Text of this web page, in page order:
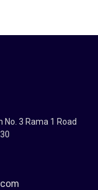
3 Rama 1 Road